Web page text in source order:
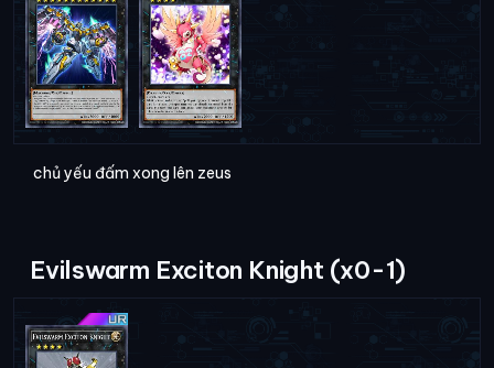
chủ yếu đấm xong lên zeus
Evilswarm Exciton Knight (x0-1)